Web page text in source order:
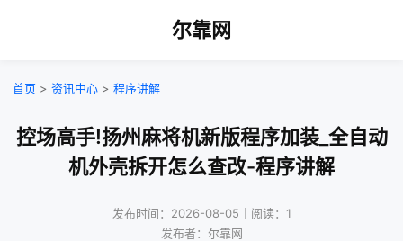
尔靠网
首页 > 资讯中心 > 程序讲解
控场高手!扬州麻将机新版程序加装_全自动
机外壳拆开怎么查改-程序讲解
发布时间：2026-08-05｜阅读：1
发布者：尔靠网